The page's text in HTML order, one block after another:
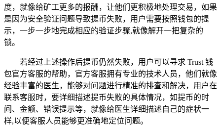
度，就像给矿工更多的报酬，让他们更积极地处理交易，如果
是因为安全验证问题导致提币失败，用户需要按照钱包的提
示，一步一步地完成相应的验证步骤,就像解开一把复杂的
锁。
若经过上述操作后提币仍然失败，用户可以寻求 Trust 钱
包官方客服的帮助，官方客服拥有专业的技术人员，他们就像
经验丰富的医生，能够对问题进行精准的排查和解决，用户在
联系客服时，要详细描述提币失败的具体情况，如提币的时
间、金额、错误提示等，就像给医生详细描述自己的症状一
样,以便客服人员能够更准确地定位问题。